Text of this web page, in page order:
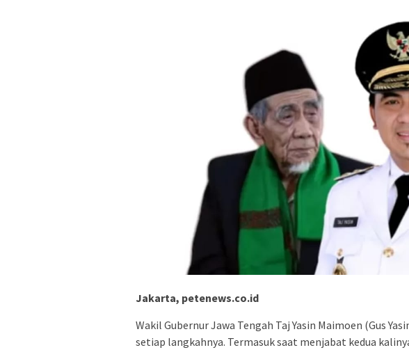
Jakarta, petenews.co.id
Wakil Gubernur Jawa Tengah Taj Yasin Maimoen (Gus
setiap langkahnya. Termasuk saat menjabat kedua